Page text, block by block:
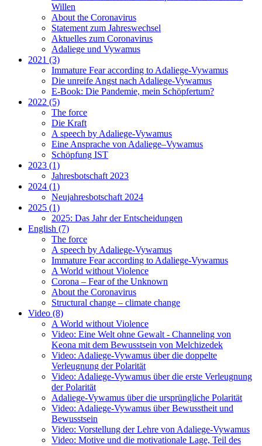
Willen
About the Coronavirus
Statement zum Jahreswechsel
Aktuelles zum Coronavirus
Adaliege und Vywamus
2021 (3)
Immature Fear according to Adaliege-Vywamus
Die unreife Angst nach Adaliege-Vywamus
E-Book: Die Pandemie, mein Schöpfertum?
2022 (5)
The force
Die Kraft
A speech by Adaliege-Vywamus
Eine Ansprache von Adaliege–Vywamus
Schöpfung IST
2023 (1)
Jahresbotschaft 2023
2024 (1)
Neujahresbotschaft 2024
2025 (1)
2025: Das Jahr der Entscheidungen
English (7)
The force
A speech by Adaliege-Vywamus
Immature Fear according to Adaliege-Vywamus
A World without Violence
Corona – Fear of the Unknown
About the Coronavirus
Structural change – climate change
Video (8)
A World without Violence
Video: Eine Welt ohne Gewalt - Channeling von
Keona mit dem Bewusstsein von Melchizedek
Video: Adaliege-Vywamus über die doppelte
Verleugnung der Polarität
Video: Adaliege-Vywamus über die erste Verleugnung
der Polarität
Adaliege-Vywamus über die ursprüngliche Polarität
Video: Adaliege-Vywamus über Bewusstheit und
Bewusstsein
Video: Vorstellung der Lehre von Adaliege-Vywamus
Video: Motive und die motivationale Lage, Teil des